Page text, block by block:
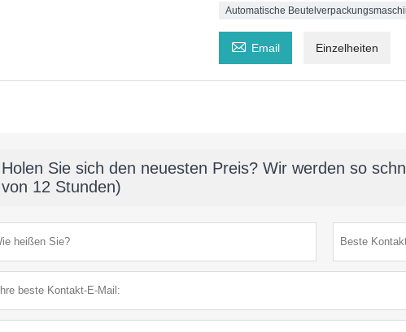
Automatische
 Email Einzelheiten
Holen Sie sich den neuesten Preis? Wir werden so
von 12 Stunden)